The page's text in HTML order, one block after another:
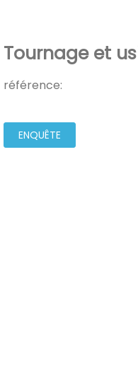
Tournage et
référence:
ENQUÊTE